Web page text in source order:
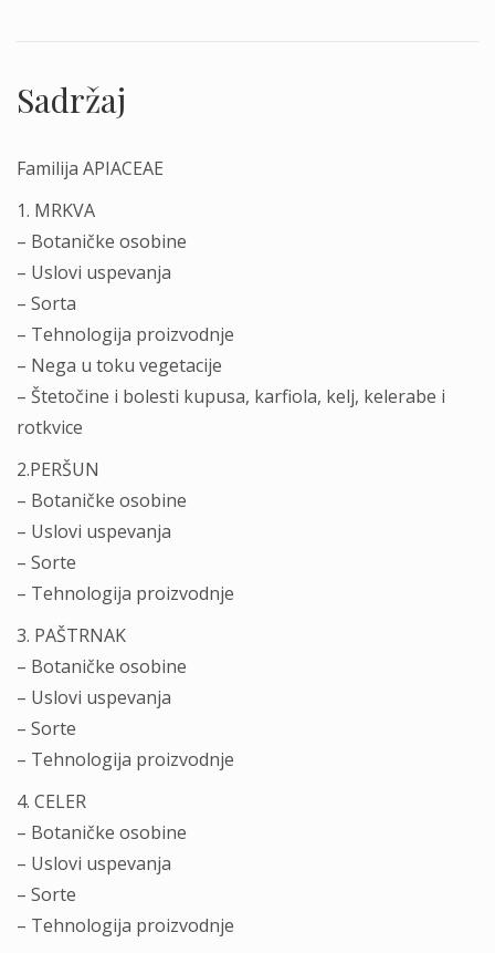
Sadržaj
Familija APIACEAE
1. MRKVA
– Botaničke osobine
– Uslovi uspevanja
– Sorta
– Tehnologija proizvodnje
– Nega u toku vegetacije
– Štetočine i bolesti kupusa, karfiola, kelj, kelerabe i
rotkvice
2.PERŠUN
– Botaničke osobine
– Uslovi uspevanja
– Sorte
– Tehnologija proizvodnje
3. PAŠTRNAK
– Botaničke osobine
– Uslovi uspevanja
– Sorte
– Tehnologija proizvodnje
4. CELER
– Botaničke osobine
– Uslovi uspevanja
– Sorte
– Tehnologija proizvodnje